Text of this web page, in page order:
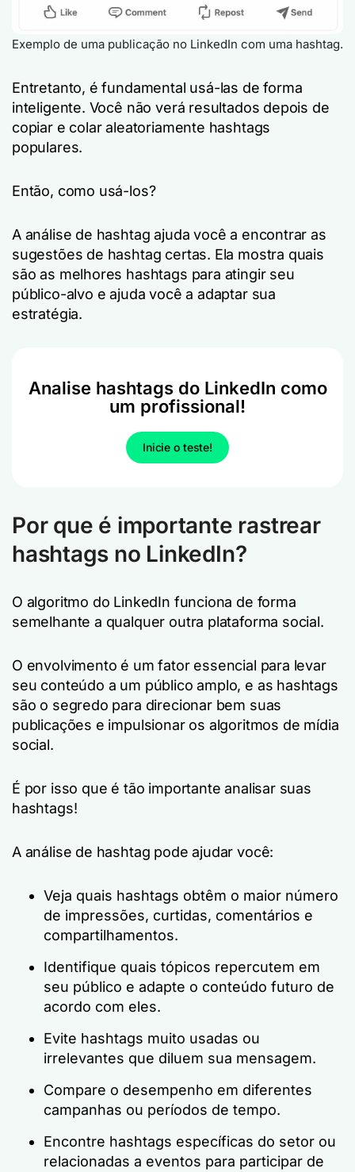
Exemplo de uma publicação no LinkedIn com uma hashtag.
Entretanto, é fundamental usá-las de forma
inteligente. Você não verá resultados depois de
copiar e colar aleatoriamente hashtags
populares.
Então, como usá-los?
A análise de hashtag ajuda você a encontrar as
sugestões de hashtag certas. Ela mostra quais
são as melhores hashtags para atingir seu
público-alvo e ajuda você a adaptar sua
estratégia.
Analise hashtags do LinkedIn como
um profissional!
Inicie o teste!
Por que é importante rastrear
hashtags no LinkedIn?
O algoritmo do LinkedIn funciona de forma
semelhante a qualquer outra plataforma social.
O envolvimento é um fator essencial para levar
seu conteúdo a um público amplo, e as hashtags
são o segredo para direcionar bem suas
publicações e impulsionar os algoritmos de mídia
social.
É por isso que é tão importante analisar suas
hashtags!
A análise de hashtag pode ajudar você:
Veja quais hashtags obtêm o maior número
de impressões, curtidas, comentários e
compartilhamentos.
Identifique quais tópicos repercutem em
seu público e adapte o conteúdo futuro de
acordo com eles.
Evite hashtags muito usadas ou
irrelevantes que diluem sua mensagem.
Compare o desempenho em diferentes
campanhas ou períodos de tempo.
Encontre hashtags específicas do setor ou
relacionadas a eventos para participar de